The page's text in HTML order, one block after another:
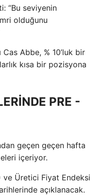
“Bu seviyenin
olduğunu
Abbe, % 10’luk bir
kısa bir pozisyona
PRE -
geçen geçen hafta
içeriyor.
ve Üretici Fiyat Endeksi
açıklanacak.